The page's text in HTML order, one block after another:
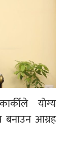
योग्य
बनाउन आग्रह